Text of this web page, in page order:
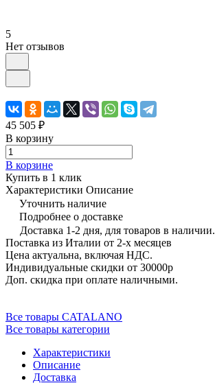
5
Нет отзывов
45 505 ₽
В корзину
В корзине
Купить в 1 клик
Характеристики Описание
Уточнить наличие
Подробнее о доставке
Доставка 1-2 дня, для товаров в наличии.
Поставка из Италии от 2-х месяцев
Цена актуальна, включая НДС.
Индивидуальные скидки от 30000р
Доп. скидка при оплате наличными.
Все товары CATALANO
Все товары категории
Характеристики
Описание
Доставка